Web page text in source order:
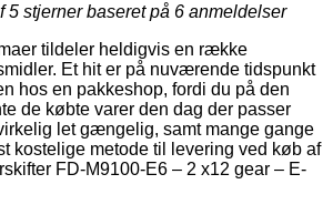
5 stjerner baseret på 6 anmeldelser
tildeler heldigvis en række
Et hit er på nuværende tidspunkt
hos en pakkeshop, fordi du på den
de købte varer den dag der passer
let gængelig, samt mange gange
kostelige metode til levering ved køb af
FD-M9100-E6 – 2 x12 gear – E-